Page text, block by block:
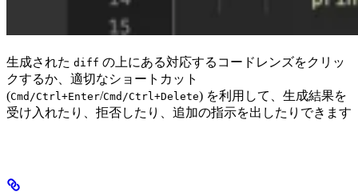
生成された diff の上にある対応するコードレンズをクリッ
クするか、適切なショートカット
(Cmd/Ctrl+Enter/Cmd/Ctrl+Delete) を利用して、生成結果を
受け入れたり、拒否したり、追加の指示を出したりできます